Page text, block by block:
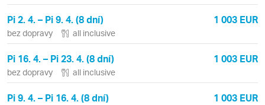
Pi 2. 4. – Pi 9. 4. (8 dní) 1 003 EUR
bez dopravy all inclusive
Pi 16. 4. – Pi 23. 4. (8 dní) 1 003 EUR
bez dopravy all inclusive
Pi 9. 4. – Pi 16. 4. (8 dní) 1 003 EUR